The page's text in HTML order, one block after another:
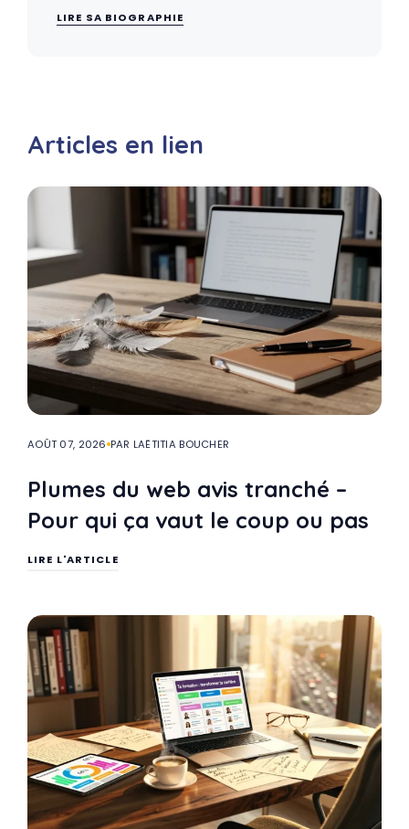
LIRE SA BIOGRAPHIE
Articles en lien
AOÛT 07, 2026 PAR LAËTITIA BOUCHER
Plumes du web avis tranché –
Pour qui ça vaut le coup ou pas
LIRE L'ARTICLE